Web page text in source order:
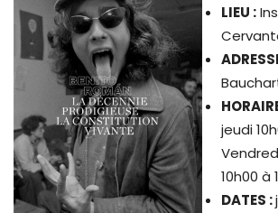
LIEU :
jeudi
10h00 à
DATES :